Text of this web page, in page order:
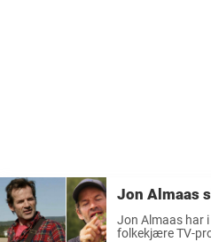
Jon Almaas
Jon Almaas har
folkekjære TV-